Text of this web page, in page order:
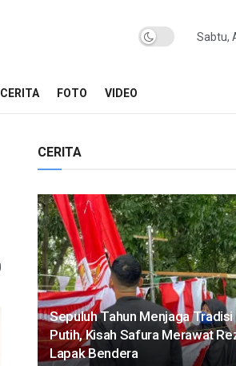
Sabtu,
CERITA FOTO VIDEO
CERITA
Sepuluh Tahun Menjaga
Putih, Kisah Safura Merawat
Lapak Bendera